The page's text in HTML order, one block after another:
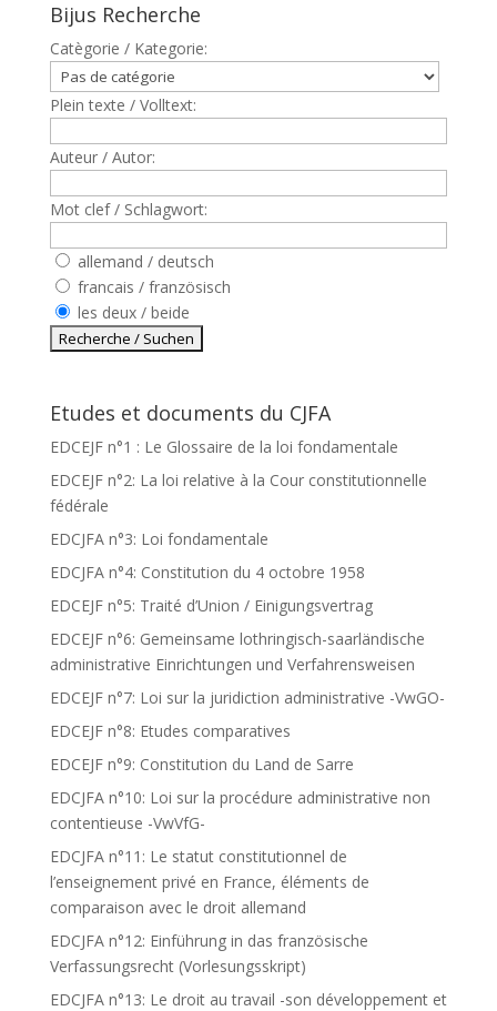
Bijus Recherche
Catègorie / Kategorie:
Plein texte / Volltext:
Auteur / Autor:
Mot clef / Schlagwort:
allemand / deutsch
francais / französisch
les deux / beide
Etudes et documents du CJFA
EDCEJF n°1 : Le Glossaire de la loi fondamentale
EDCEJF n°2: La loi relative à la Cour constitutionnelle
fédérale
EDCJFA n°3: Loi fondamentale
EDCJFA n°4: Constitution du 4 octobre 1958
EDCEJF n°5: Traité d’Union / Einigungsvertrag
EDCEJF n°6: Gemeinsame lothringisch-saarländische
administrative Einrichtungen und Verfahrensweisen
EDCEJF n°7: Loi sur la juridiction administrative -VwGO-
EDCEJF n°8: Etudes comparatives
EDCEJF n°9: Constitution du Land de Sarre
EDCJFA n°10: Loi sur la procédure administrative non
contentieuse -VwVfG-
EDCJFA n°11: Le statut constitutionnel de
l’enseignement privé en France, éléments de
comparaison avec le droit allemand
EDCJFA n°12: Einführung in das französische
Verfassungsrecht (Vorlesungsskript)
EDCJFA n°13: Le droit au travail -son développement et